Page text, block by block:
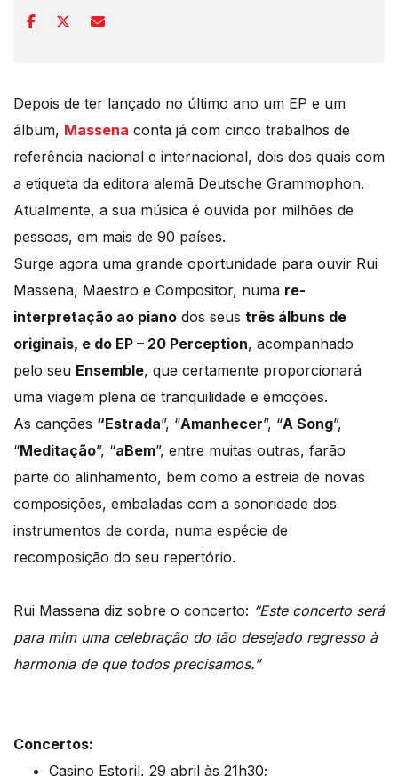
Depois de ter lançado no último ano um EP e um
álbum, Massena conta já com cinco trabalhos de
referência nacional e internacional, dois dos quais com
a etiqueta da editora alemã Deutsche Grammophon.
Atualmente, a sua música é ouvida por milhões de
pessoas, em mais de 90 países.
Surge agora uma grande oportunidade para ouvir Rui
Massena, Maestro e Compositor, numa re-
interpretação ao piano dos seus três álbuns de
originais, e do EP – 20 Perception, acompanhado
pelo seu Ensemble, que certamente proporcionará
uma viagem plena de tranquilidade e emoções.
As canções “Estrada”, “Amanhecer”, “A Song”,
“Meditação”, “aBem”, entre muitas outras, farão
parte do alinhamento, bem como a estreia de novas
composições, embaladas com a sonoridade dos
instrumentos de corda, numa espécie de
recomposição do seu repertório.
Rui Massena diz sobre o concerto: “Este concerto será
para mim uma celebração do tão desejado regresso à
harmonia de que todos precisamos.”
Concertos:
Casino Estoril, 29 abril às 21h30;